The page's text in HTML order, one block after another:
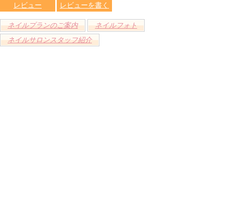
レビュー
レビューを書く
ネイルプランのご案内
ネイルフォト
ネイルサロンスタッフ紹介